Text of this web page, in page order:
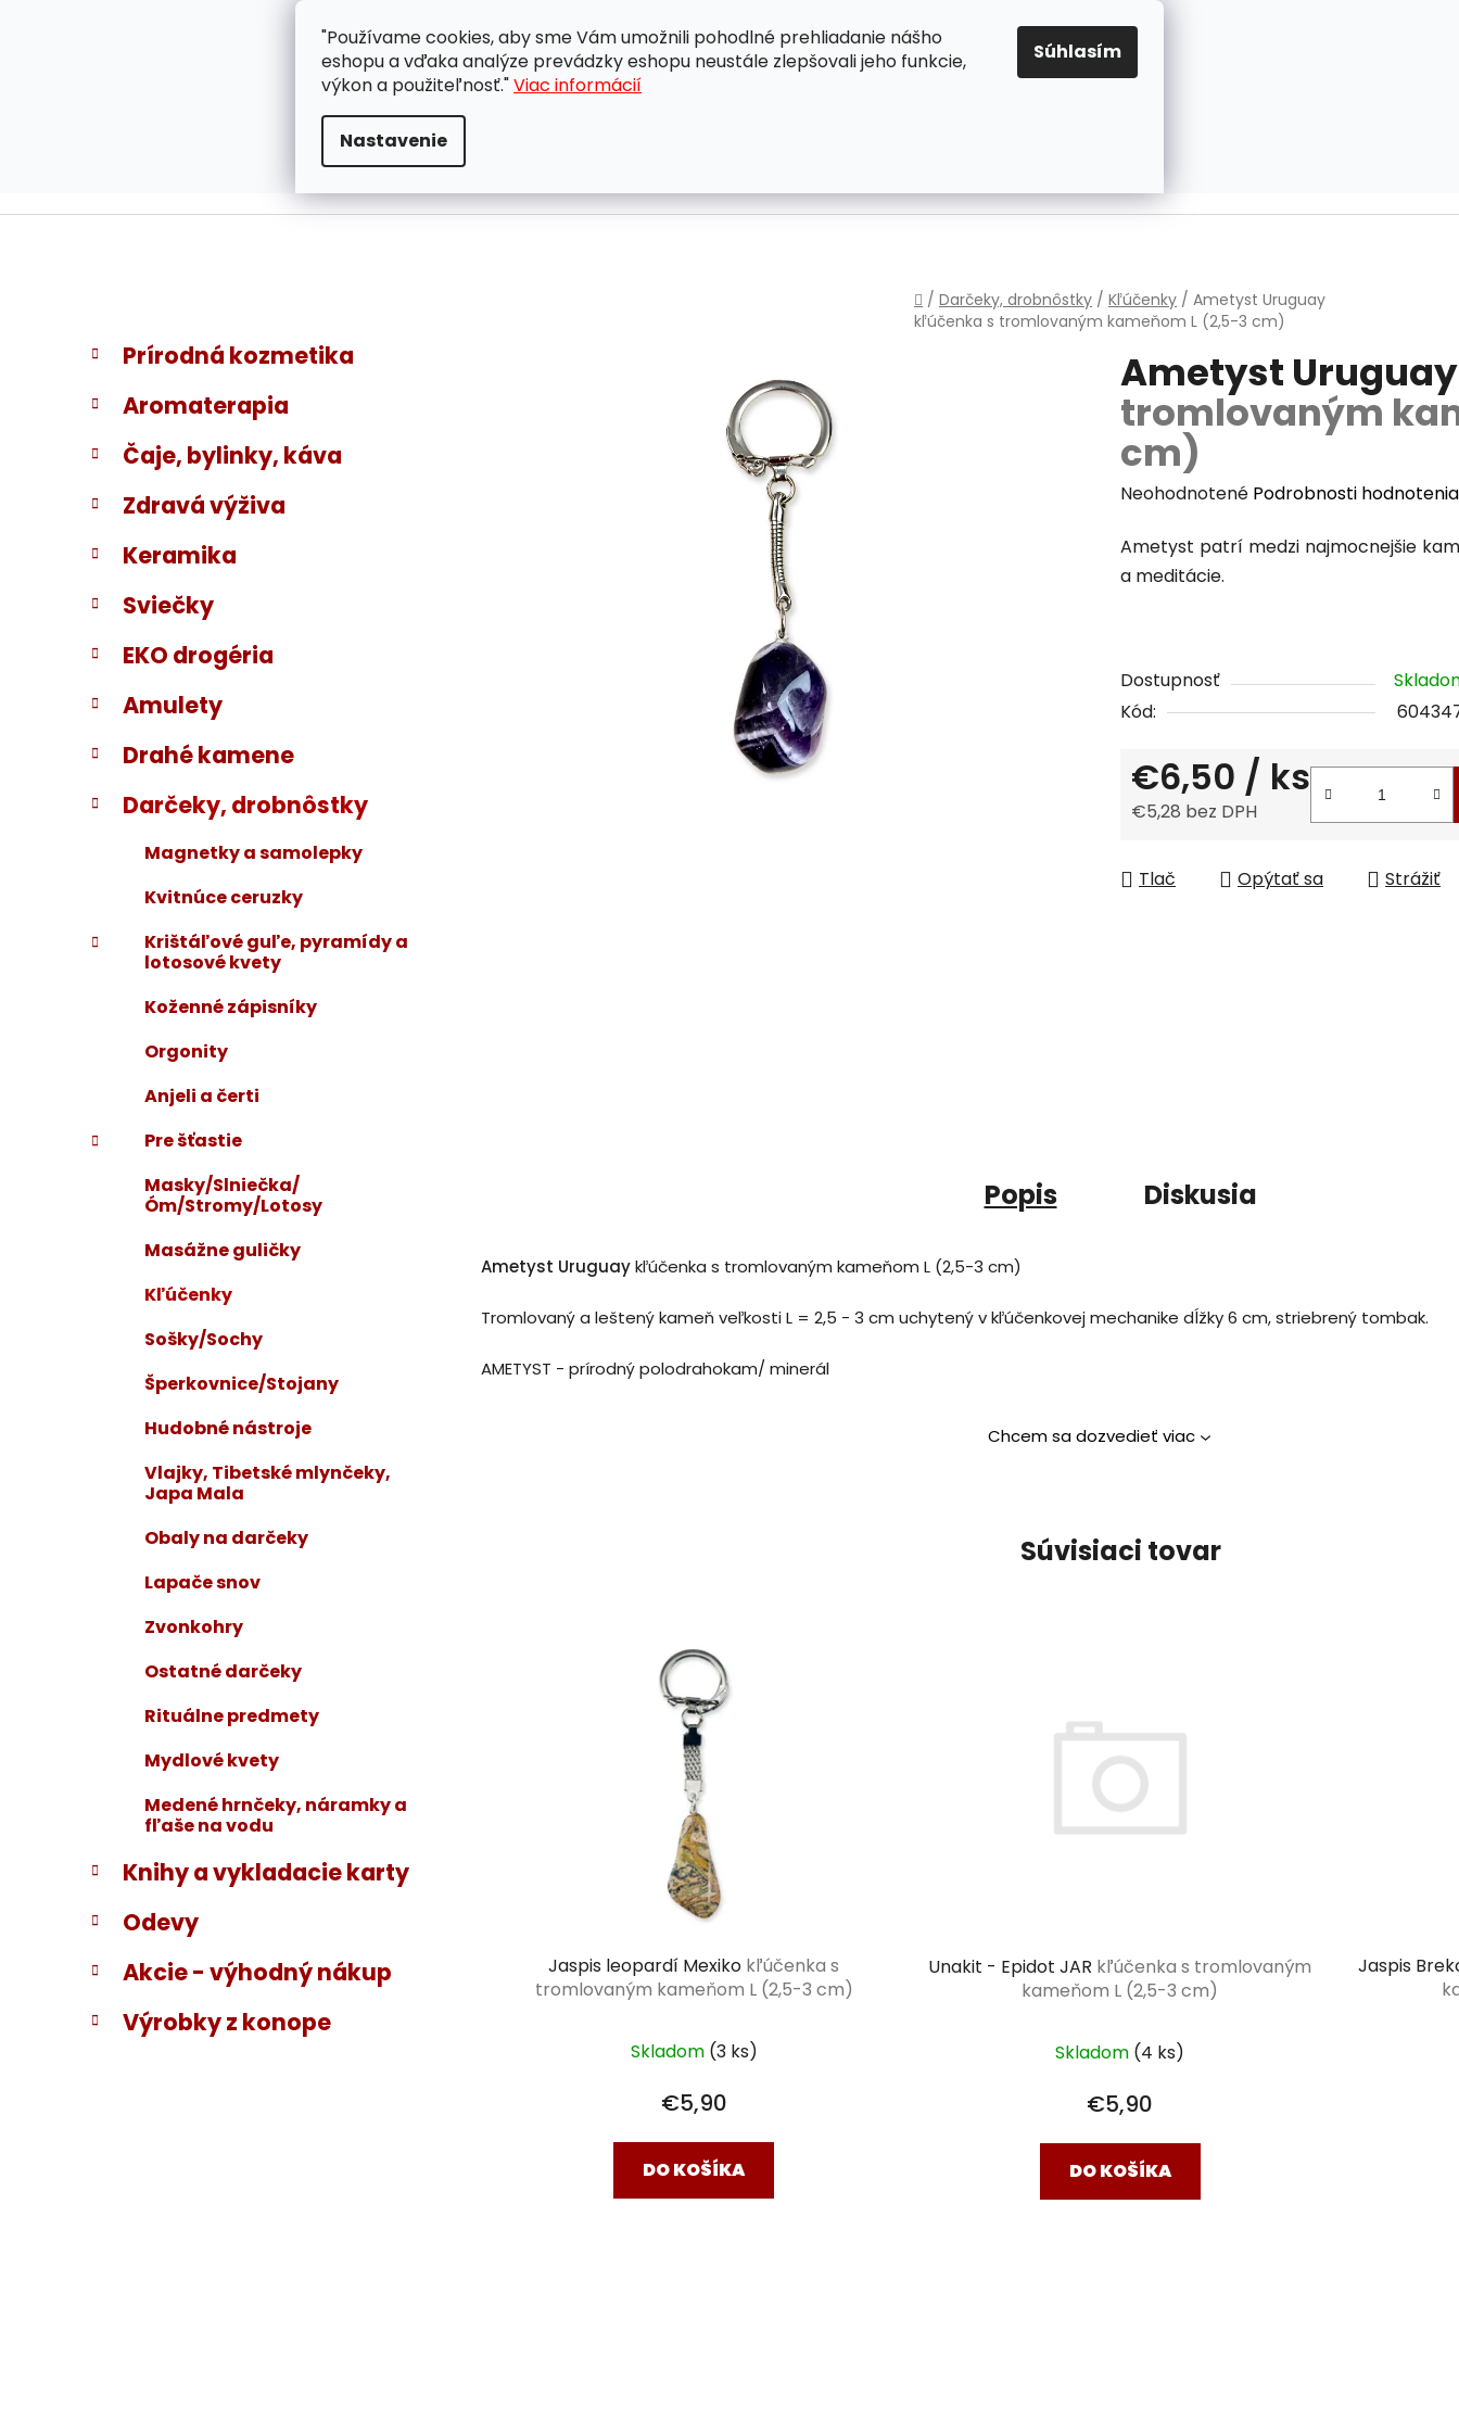
"Používame cookies, aby sme Vám umožnili pohodlné prehliadanie nášho
eshopu a vďaka analýze prevádzky eshopu neustále zlepšovali jeho funkcie,
výkon a použiteľnosť."Viac informácií
Nastavenie
Súhlasím
ZÁKAZNÍCKA PODPORA OBCHODNÉ PODMIENKY OCHRANA OSOBNÝCH ÚDAJOV PRAVIDLÁ PRE COOKIES
EUR
Domov
/ Darčeky, drobnôstky / Kľúčenky / Ametyst Uruguay
kľúčenka s tromlovaným kameňom L (2,5-3 cm)
B
č
ý
a
n
e
l
Preskočiť
kategórie
K
a
t
e
ó
i
Prírodná kozmetika
Aromaterapia
Čaje, bylinky, káva
Zdravá výživa
Keramika
Sviečky
EKO drogéria
Amulety
Drahé kamene
Darčeky, drobnôstky
Magnetky a samolepky
Kvitnúce ceruzky
Krištáľové guľe, pyramídy a
lotosové kvety
Koženné zápisníky
Orgonity
Anjeli a čerti
Pre šťastie
Masky/Slniečka/
Óm/Stromy/Lotosy
Masážne guličky
Kľúčenky
Sošky/Sochy
Šperkovnice/Stojany
Hudobné nástroje
Vlajky, Tibetské mlynčeky,
Japa Mala
Obaly na darčeky
Lapače snov
Zvonkohry
Ostatné darčeky
Rituálne predmety
Mydlové kvety
Medené hrnčeky, náramky a
fľaše na vodu
Knihy a vykladacie karty
Odevy
Akcie - výhodný nákup
Výrobky z konope
Ametyst
tromlovaným
cm)
Priemerné
produktu
je
5
hviezdičiek.
Neohodnotené Podrobnosti hodnotenia
Ametyst patrí medzi najmocnejšie
a meditácie.
Dostupnosť
Kód:
€6,50 / ks
€5,28 bez DPH
Tlač
Opýtať sa Strážiť
Popis Diskusia
Ametyst Uruguaykľúčenka s tromlovaným kameňom L (2,5-3 cm)
Tromlovaný a leštený kameň veľkosti L = 2,5 - 3 cm uchytený v kľúčenkovej mechanike dĺžky 6 cm, striebrený tombak.
AMETYST - prírodný polodrahokam/ minerál
Chcem sa dozvedieť viac
Súvisiaci tovar
Jaspis leopardí Mexiko kľúčenka s
tromlovaným kameňom L (2,5-3 cm)
Skladom (3 ks)
€5,90
DO KOŠÍKA
Unakit - Epidot JAR kľúčenka s tromlovaným
kameňom L (2,5-3 cm)
Skladom (4 ks)
€5,90
DO KOŠÍKA
Jaspis